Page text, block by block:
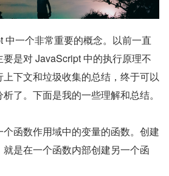
中一个非常重要的概念。以前一直
是对 JavaScript 中的执行原理不
下文和垃圾收集的总结，终于可以
了。下面是我的一些理解和总结。
函数作用域中的变量的函数。创建
是在一个函数内部创建另一个函